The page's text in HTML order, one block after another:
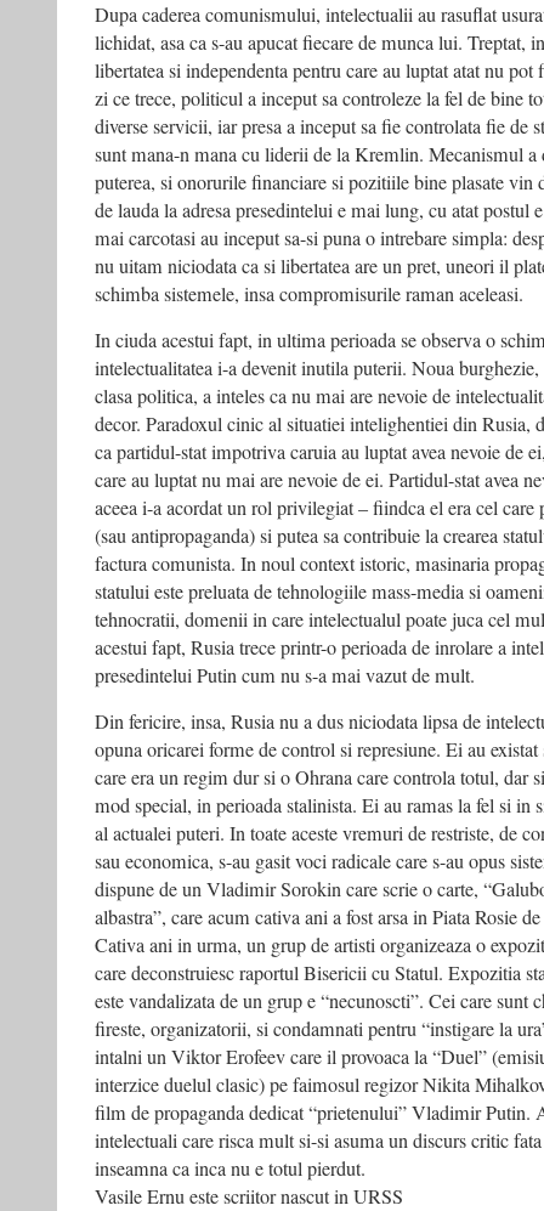
Dupa caderea comunismului, intelectualii au rasuflat
lichidat, asa ca s-au apucat fiecare de munca lui. Treptat,
libertatea si independenta pentru care au luptat atat nu pot
zi ce trece, politicul a inceput sa controleze la fel de bine
diverse servicii, iar presa a inceput sa fie controlata fie de
sunt mana-n mana cu liderii de la Kremlin. Mecanismul a
puterea, si onorurile financiare si pozitiile bine plasate vin
de lauda la adresa presedintelui e mai lung, cu atat postul
mai carcotasi au inceput sa-si puna o intrebare simpla:
nu uitam niciodata ca si libertatea are un pret, uneori il
schimba sistemele, insa compromisurile raman aceleasi.
In ciuda acestui fapt, in ultima perioada se observa o
intelectualitatea i-a devenit inutila puterii. Noua
clasa politica, a inteles ca nu mai are nevoie de
decor. Paradoxul cinic al situatiei intelighentiei din Rusia,
ca partidul-stat impotriva caruia au luptat avea nevoie de
care au luptat nu mai are nevoie de ei. Partidul-stat avea
aceea i-a acordat un rol privilegiat – fiindca el era cel care
(sau antipropaganda) si putea sa contribuie la crearea
factura comunista. In noul context istoric, masinaria
statului este preluata de tehnologiile mass-media si
tehnocratii, domenii in care intelectualul poate juca cel
acestui fapt, Rusia trece printr-o perioada de inrolare a
presedintelui Putin cum nu s-a mai vazut de mult.
Din fericire, insa, Rusia nu a dus niciodata lipsa de
opuna oricarei forme de control si represiune. Ei au
care era un regim dur si o Ohrana care controla totul, dar
mod special, in perioada stalinista. Ei au ramas la fel si
al actualei puteri. In toate aceste vremuri de restriste, de
sau economica, s-au gasit voci radicale care s-au opus
dispune de un Vladimir Sorokin care scrie o carte,
albastra”, care acum cativa ani a fost arsa in Piata Rosie
Cativa ani in urma, un grup de artisti organizeaza o
care deconstruiesc raportul Bisericii cu Statul. Expozitia
este vandalizata de un grup e “necunoscti”. Cei care sunt
fireste, organizatorii, si condamnati pentru “instigare la
intalni un Viktor Erofeev care il provoaca la “Duel”
interzice duelul clasic) pe faimosul regizor Nikita
film de propaganda dedicat “prietenului” Vladimir Putin.
intelectuali care risca mult si-si asuma un discurs critic
inseamna ca inca nu e totul pierdut.
Vasile Ernu este scriitor nascut in URSS